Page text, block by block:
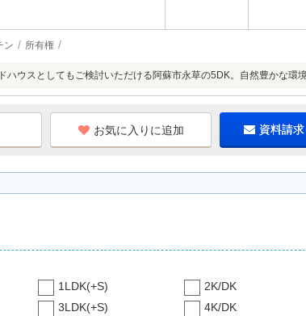
ン 所有権
ハウスとしてもご検討いただける阿蘇市永草の5DK。自然豊かな環
お気に入りに追加 資料請
1LDK(+S) 2K/DK
3LDK(+S) 4K/DK